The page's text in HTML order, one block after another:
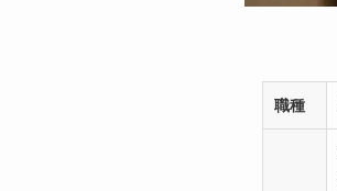
職種